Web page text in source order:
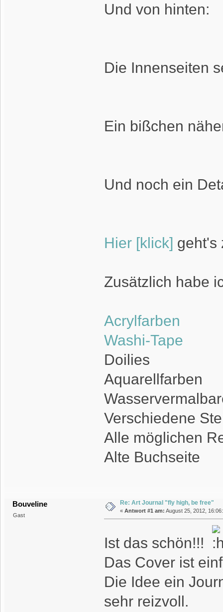
Und von hinten:
Die Innenseiten
Ein bißchen
Und noch ein
Hier [klick] geht's
Zusätzlich habe
Acrylfarben
Washi-Tape
Doilies
Aquarellfarben
Verschiedene
Alle möglichen
Alte Buchseite
Bouveline
Gast
Re: Art Journal "fly high, be free"
« Antwort #1 am: August 25, 2012,
Ist das schön!!!
Das Cover ist
Die Idee ein
sehr reizvoll.